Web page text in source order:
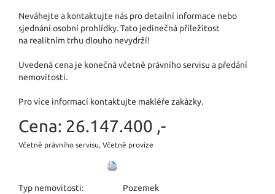
Neváhejte a kontaktujte nás pro detailní informace nebo
sjednání osobní prohlídky. Tato jedinečná příležitost
na realitním trhu dlouho nevydrží!
Uvedená cena je konečná včetně právního servisu a předání
nemovitosti.
Pro více informací kontaktujte makléře zakázky.
Cena: 26.147.400 ,-
Včetně právního servisu, Včetně provize
Typ nemovitosti:
Pozemek